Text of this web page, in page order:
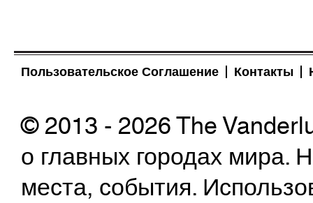
Пользовательское Соглашение Контакты
© 2013 - 2026 The
о главных городах
места, события.